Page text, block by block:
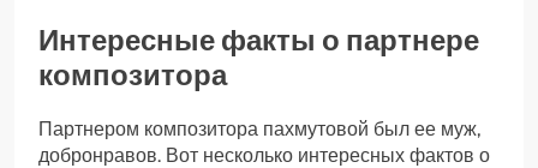
Интересные факты о партнере
композитора
Партнером композитора пахмутовой был ее муж,
добронравов. Вот несколько интересных фактов о